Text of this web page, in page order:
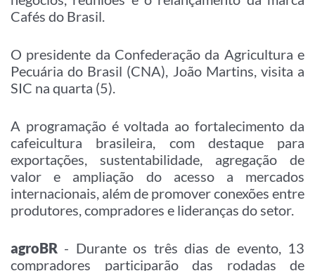
Cafés do Brasil.
O presidente da Confederação da Agricultura e
Pecuária do Brasil (CNA), João Martins, visita a
SIC na quarta (5).
A programação é voltada ao fortalecimento da
cafeicultura brasileira, com destaque para
exportações, sustentabilidade, agregação de
valor e ampliação do acesso a mercados
internacionais, além de promover conexões entre
produtores, compradores e lideranças do setor.
agroBR - Durante os três dias de evento, 13
compradores participarão das rodadas de